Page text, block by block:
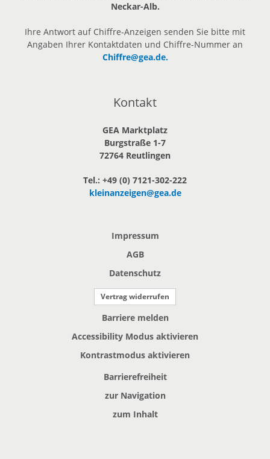
Neckar-Alb.
Ihre Antwort auf Chiffre-Anzeigen senden Sie bitte mit
Angaben Ihrer Kontaktdaten und Chiffre-Nummer an
Chiffre@gea.de.
Kontakt
GEA Marktplatz
Burgstraße 1-7
72764 Reutlingen
Tel.: +49 (0) 7121-302-222
kleinanzeigen@gea.de
Impressum
AGB
Datenschutz
Vertrag widerrufen
Barriere melden
Accessibility Modus aktivieren
Kontrastmodus aktivieren
Barrierefreiheit
zur Navigation
zum Inhalt